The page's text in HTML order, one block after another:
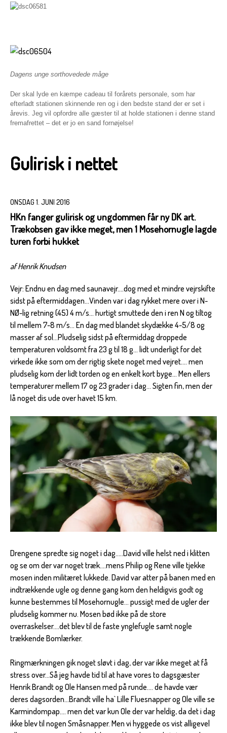
Dagens unge sorthovedede måge
Der skal lyde en kæmpe cadeau til forårets personale, som har
efterladt stationen skinnende ren og i den bedste stand der er set i
årevis. Jeg vil opfordre alle gæster til at holde stationen i denne stand
fremafrettet – det er jo en sand fornøjelse!
Gulirisk i nettet
ONSDAG 1. JUNI 2016
HKn fanger gulirisk og ungdommen får ny DK art.
Trækobsen gav ikke meget, men 1 Mosehornugle lagde
turen forbi hukket
af Henrik Knudsen
Vejr: Endnu en dag med saunavejr….dog med et mindre vejrskifte
sidst på eftermiddagen…Vinden var i dag rykket mere over i N-
NØ-lig retning (45) 4 m/s… hurtigt smuttede den i ren N og tiltog
til mellem 7-8 m/s… En dag med blandet skydække 4-5/8 og
masser af sol…Pludselig sidst på eftermiddag droppede
temperaturen voldsomt fra 23 g til 18 g… lidt underligt for det
virkede ikke som om der rigtig skete noget med vejret…. men
pludselig kom der lidt torden og en enkelt kort byge… Men ellers
temperaturer mellem 17 og 23 grader i dag… Sigten fin, men der
lå noget dis ude over havet 15 km.
Drengene spredte sig noget i dag…..David ville helst ned i klitten
og se om der var noget træk….mens Philip og Rene ville tjekke
mosen inden militæret lukkede. David var atter på banen med en
indtrækkende ugle og denne gang kom den heldigvis godt og
kunne bestemmes til Mosehornugle… pussigt med de ugler der
pludselig kommer nu. Mosen bød ikke på de store
overraskelser….det blev til de faste ynglefugle samt nogle
trækkende Bomlærker.
Ringmærkningen gik noget sløvt i dag, der var ikke meget at få
stress over…Så jeg havde tid til at have vores to dagsgæster
Henrik Brandt og Ole Hansen med på runde…. de havde vær
deres dagsorden…Brandt ville ha` Lille Fluesnapper og Ole ville se
Karmindompap…. men det var kun Ole der var heldig, da det i dag
ikke blev til nogen Småsnapper. Men vi hyggede os vist alligevel